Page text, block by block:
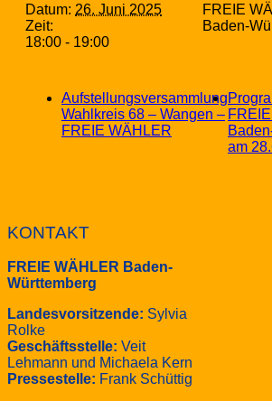
Datum: 26. Juni 2025
Zeit:
18:00 - 19:00
FREIE
Baden-
Aufstellungsversammlung
Wahlkreis 68 – Wangen –
FREIE WÄHLER
am
KONTAKT
FREIE WÄHLER Baden-
Württemberg
Landesvorsitzende: Sylvia
Rolke
Geschäftsstelle: Veit
Lehmann und Michaela Kern
Pressestelle: Frank Schüttig